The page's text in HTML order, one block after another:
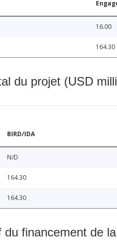
16.00
164.30
du projet (USD
BIRD/IDA
N/D
164.30
164.30
du financement de